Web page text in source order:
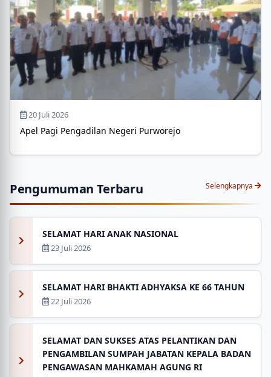
20 Juli 2026
Apel Pagi Pengadilan Negeri Purworejo
Pengumuman Terbaru Selengkapnya
SELAMAT HARI ANAK NASIONAL
23 Juli 2026
SELAMAT HARI BHAKTI ADHYAKSA KE 66 TAHUN
22 Juli 2026
SELAMAT DAN SUKSES ATAS PELANTIKAN DAN
PENGAMBILAN SUMPAH JABATAN KEPALA BADAN
PENGAWASAN MAHKAMAH AGUNG RI